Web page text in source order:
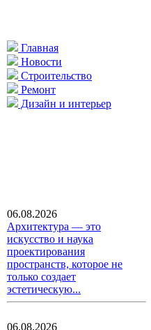
Главная
Новости
Строительство
Ремонт
Дизайн и интерьер
06.08.2026
Архитектура — это
искусство и наука
проектирования
пространств, которое не
только создает
эстетическую...
06.08.2026